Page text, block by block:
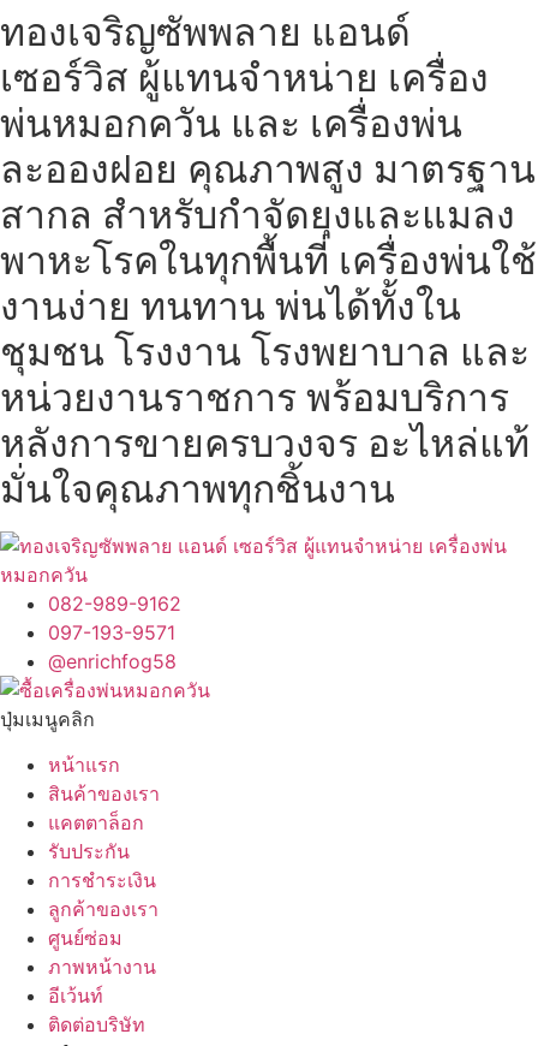
Skip
to
content
ทองเจริญซัพพลาย แอนด์
เซอร์วิส ผู้แทนจำหน่าย เครื่อง
พ่นหมอกควัน และ เครื่องพ่น
ละอองฝอย คุณภาพสูง มาตรฐาน
สากล สำหรับกำจัดยุงและแมลง
พาหะโรคในทุกพื้นที่ เครื่องพ่นใช้
งานง่าย ทนทาน พ่นได้ทั้งใน
ชุมชน โรงงาน โรงพยาบาล และ
หน่วยงานราชการ พร้อมบริการ
หลังการขายครบวงจร อะไหล่แท้
มั่นใจคุณภาพทุกชิ้นงาน
082-989-9162
097-193-9571
@enrichfog58
ปุ่มเมนูคลิก
หน้าแรก
สินค้าของเรา
แคตตาล็อก
รับประกัน
การชำระเงิน
ลูกค้าของเรา
ศูนย์ซ่อม
ภาพหน้างาน
อีเว้นท์
ติดต่อบริษัท